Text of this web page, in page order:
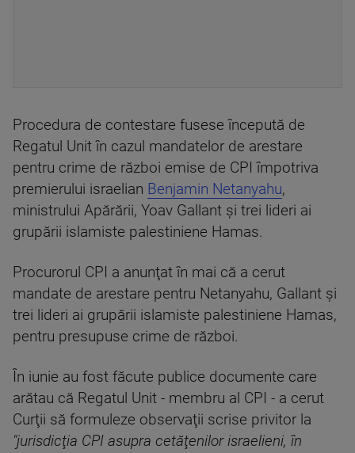
Procedura de contestare fusese începută de
Regatul Unit în cazul mandatelor de arestare
pentru crime de război emise de CPI împotriva
premierului israelian Benjamin Netanyahu,
ministrului Apărării, Yoav Gallant şi trei lideri ai
grupării islamiste palestiniene Hamas.
Procurorul CPI a anunţat în mai că a cerut
mandate de arestare pentru Netanyahu, Gallant şi
trei lideri ai grupării islamiste palestiniene Hamas,
pentru presupuse crime de război.
În iunie au fost făcute publice documente care
arătau că Regatul Unit - membru al CPI - a cerut
Curţii să formuleze observaţii scrise privitor la
"jurisdicţia CPI asupra cetăţenilor israelieni, în